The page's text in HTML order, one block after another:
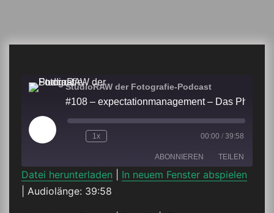
StudioRAW der Fotografie-Podcast
Play
Episode
1x 00:00 / 39:58
ABONNIEREN TEILEN
Deezer
TEILEN
Datei herunterladen
In neuem Fenster abspielen
Audiolänge: 39:58